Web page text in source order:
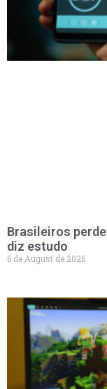
Brasileiros
diz estudo
6 de August de 2026